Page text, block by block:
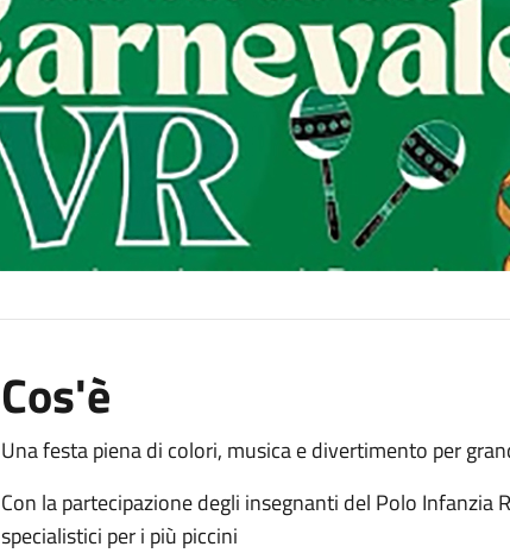
Cos'è
Una festa piena di colori, musica e divertimento per
Con la partecipazione degli insegnanti del Polo Infanzia
specialistici per i più piccini